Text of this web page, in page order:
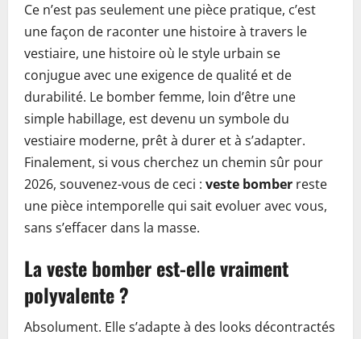
Ce n’est pas seulement une pièce pratique, c’est
une façon de raconter une histoire à travers le
vestiaire, une histoire où le style urbain se
conjugue avec une exigence de qualité et de
durabilité. Le bomber femme, loin d’être une
simple habillage, est devenu un symbole du
vestiaire moderne, prêt à durer et à s’adapter.
Finalement, si vous cherchez un chemin sûr pour
2026, souvenez-vous de ceci : veste bomber reste
une pièce intemporelle qui sait evoluer avec vous,
sans s’effacer dans la masse.
La veste bomber est-elle vraiment
polyvalente ?
Absolument. Elle s’adapte à des looks décontractés